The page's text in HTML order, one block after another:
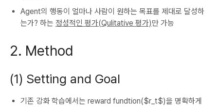
Agent의 행동이 얼마나 사람이 원하는 목표를 제대로 달성하
는가? 하는 정성적인 평가(Qulitative 평가)만 가능
2. Method
(1) Setting and Goal
기존 강화 학습에서는 reward fundtion($r_t$)을 명확하게